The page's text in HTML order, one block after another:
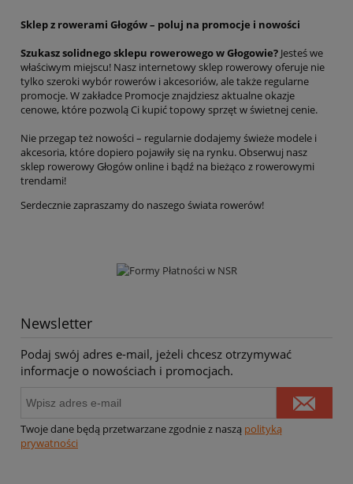
Sklep z rowerami Głogów – poluj na promocje i nowości
Szukasz solidnego sklepu rowerowego w Głogowie? Jesteś we
właściwym miejscu! Nasz internetowy sklep rowerowy oferuje nie
tylko szeroki wybór rowerów i akcesoriów, ale także regularne
promocje. W zakładce Promocje znajdziesz aktualne okazje
cenowe, które pozwolą Ci kupić topowy sprzęt w świetnej cenie.
Nie przegap też nowości – regularnie dodajemy świeże modele i
akcesoria, które dopiero pojawiły się na rynku. Obserwuj nasz
sklep rowerowy Głogów online i bądź na bieżąco z rowerowymi
trendami!
Serdecznie zapraszamy do naszego świata rowerów!
Newsletter
Podaj swój adres e-mail, jeżeli chcesz otrzymywać
informacje o nowościach i promocjach.
Twoje dane będą przetwarzane zgodnie z naszą polityką
prywatności